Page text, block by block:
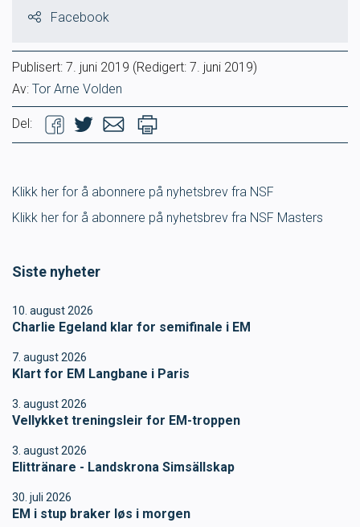
Svømmeanlegg
Ledige stillinger
IDRETTSBUTIKKEN
SVØM LANGT UTDANNING
Facebook
Publisert: 7. juni 2019 (Redigert: 7. juni 2019)
Av: Tor Arne Volden
Del:
Klikk her for å abonnere på nyhetsbrev fra NSF
Klikk her for å abonnere på nyhetsbrev fra NSF Masters
Siste nyheter
10. august 2026
Charlie Egeland klar for semifinale i EM
7. august 2026
Klart for EM Langbane i Paris
3. august 2026
Vellykket treningsleir for EM-troppen
3. august 2026
Elittränare - Landskrona Simsällskap
30. juli 2026
EM i stup braker løs i morgen